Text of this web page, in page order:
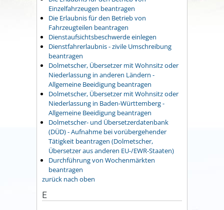
Einzelfahrzeugen beantragen
Die Erlaubnis für den Betrieb von
Fahrzeugteilen beantragen
Dienstaufsichtsbeschwerde einlegen
Dienstfahrerlaubnis - zivile Umschreibung
beantragen
Dolmetscher, Übersetzer mit Wohnsitz oder
Niederlassung in anderen Ländern -
Allgemeine Beeidigung beantragen
Dolmetscher, Übersetzer mit Wohnsitz oder
Niederlassung in Baden-Württemberg -
Allgemeine Beeidigung beantragen
Dolmetscher- und Übersetzerdatenbank
(DÜD) - Aufnahme bei vorübergehender
Tätigkeit beantragen (Dolmetscher,
Übersetzer aus anderen EU-/EWR-Staaten)
Durchführung von Wochenmärkten
beantragen
zurück nach oben
E